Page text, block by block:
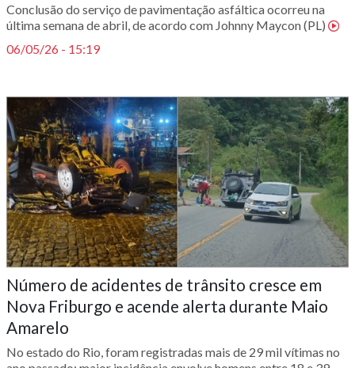
Conclusão do serviço de pavimentação asfáltica ocorreu na
última semana de abril, de acordo com Johnny Maycon (PL)
06/05/26 - 15:19
Número de acidentes de trânsito cresce em
Nova Friburgo e acende alerta durante Maio
Amarelo
No estado do Rio, foram registradas mais de 29 mil vítimas no